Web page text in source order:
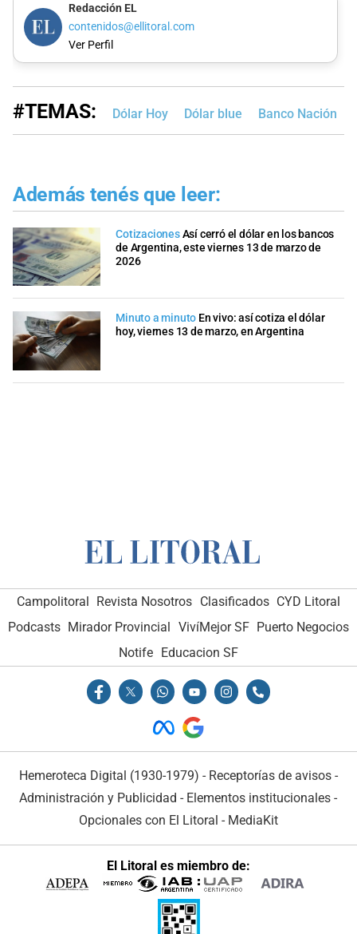
Redacción EL
contenidos@ellitoral.com
Ver Perfil
#TEMAS: Dólar Hoy Dólar blue Banco Nación
Además tenés que leer:
CotizacionesAsí cerró el dólar en los bancos
de Argentina, este viernes 13 de marzo de
2026
Minuto a minuto En vivo: así cotiza el dólar
hoy, viernes 13 de marzo, en Argentina
Campolitoral Revista Nosotros Clasificados CYD Litoral
Podcasts Mirador Provincial VivíMejor SF Puerto Negocios
Notife
Educacion SF
Hemeroteca Digital (1930-1979) - Receptorías de avisos -
Administración y Publicidad - Elementos institucionales -
Opcionales con El Litoral - MediaKit
El Litoral es miembro de: